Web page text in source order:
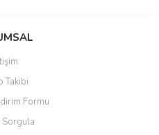
pahalı.
olmalı.
Takibi
Formu
Sorgula